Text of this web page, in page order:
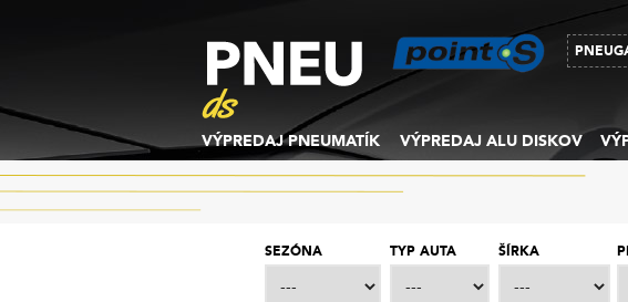
VÝPREDAJ PNEUMATÍK VÝPREDAJ ALU DISKOV
SEZÓNA TYP AUTA ŠÍRKA